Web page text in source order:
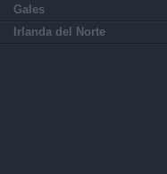
Gales
Irlanda del Norte